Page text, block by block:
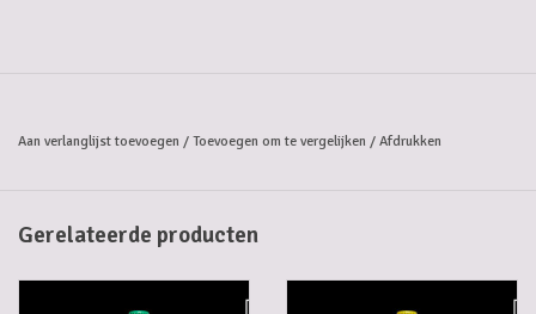
Aan verlanglijst toevoegen / Toevoegen om te vergelijken / Afdrukken
Gerelateerde producten